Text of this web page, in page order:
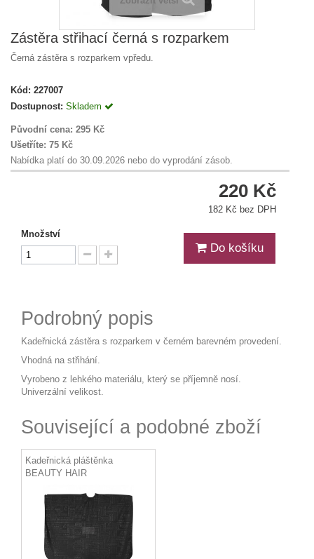
Zástěra střihací černá s rozparkem
Černá zástěra s rozparkem vpředu.
Kód: 227007
Dostupnost: Skladem
Původní cena: 295 Kč
Ušetříte: 75 Kč
Nabídka platí do 30.09.2026 nebo do vyprodání zásob.
220 Kč
182 Kč bez DPH
Množství
Do košíku
Podrobný popis
Kadeřnická zástěra s rozparkem v černém barevném provedení.
Vhodná na střihání.
Vyrobeno z lehkého materiálu, který se příjemně nosí.
Univerzální velikost.
Související a podobné zboží
Kadeřnická pláštěnka
BEAUTY HAIR